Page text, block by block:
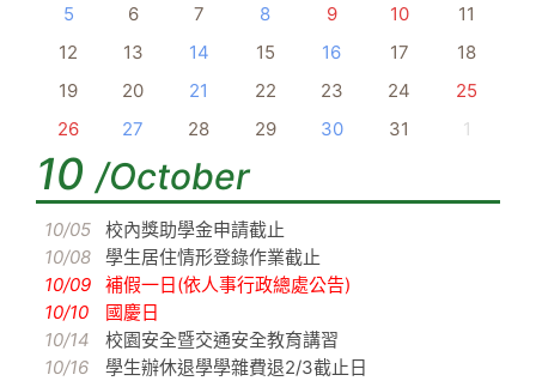
5
6 7 8 9 10
11
12
13 14 15 16 17
18
19
20 21 22 23 24
25
26
27 28 29 30 31 1
10 /October
10/05
校內獎助學金申請截止
10/08
學生居住情形登錄作業截止
10/09
補假一日(依人事行政總處公告)
10/10
國慶日
10/14
校園安全暨交通安全教育講習
10/16
學生辦休退學學雜費退2/3截止日